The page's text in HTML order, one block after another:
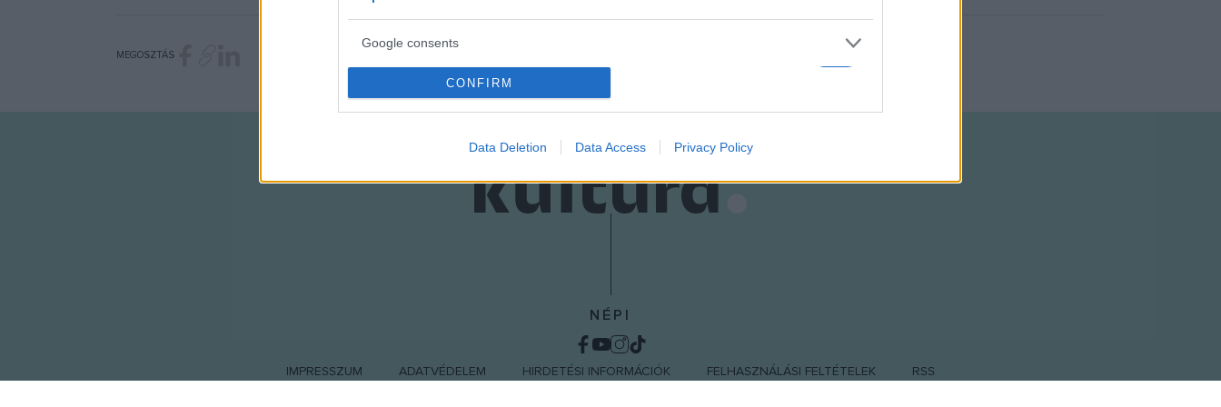
Google consents
I want to allow Google to enable storage related to advertising like cookies on
I want to allow Google to send me personalized advertising.
I want to allow Google to enable storage related to personalization.
CONFIRM
Data Deletion Data Access Privacy Policy
MEGOSZTÁS
NÉPI
IMPRESSZUM ADATVÉDELEM HIRDETÉSI INFORMÁCIÓK FELHASZNÁLÁSI FELTÉTELEK RSS